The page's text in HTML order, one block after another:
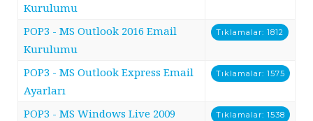
Kurulumu
POP3 - MS Outlook 2016 Email
Kurulumu
Tıklamalar: 1812
POP3 - MS Outlook Express Email
Ayarları
Tıklamalar: 1575
POP3 - MS Windows Live 2009
Tıklamalar: 1538